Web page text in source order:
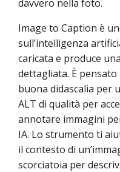
davvero nella foto.
Image to Caption è
sull’intelligenza
caricata e produce
dettagliata. È
buona didascalia per
ALT di qualità per
annotare immagini
IA. Lo strumento ti
il contesto di
scorciatoia per